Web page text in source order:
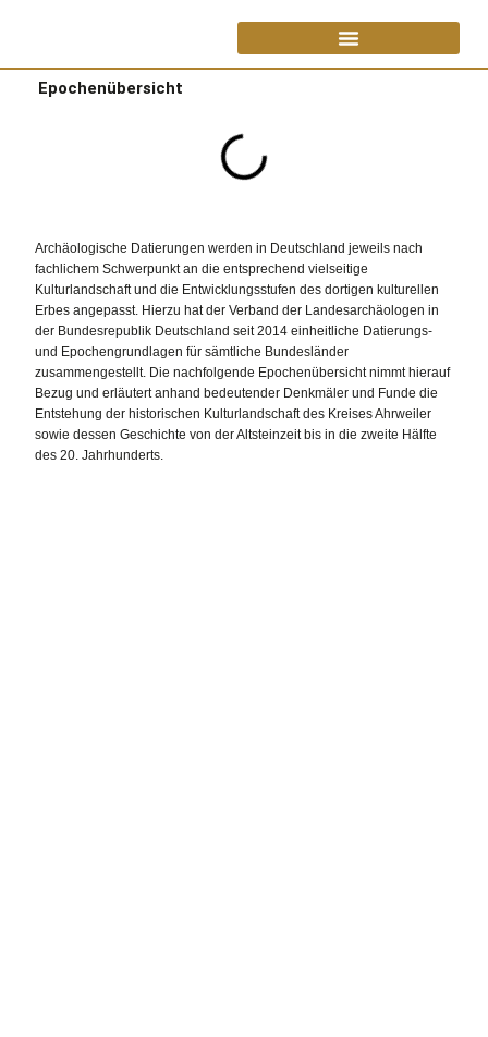
Epochenübersicht
Archäologische Datierungen werden in Deutschland jeweils nach
fachlichem Schwerpunkt an die entsprechend vielseitige
Kulturlandschaft und die Entwicklungsstufen des dortigen kulturellen
Erbes angepasst. Hierzu hat der Verband der Landesarchäologen in
der Bundesrepublik Deutschland seit 2014 einheitliche Datierungs-
und Epochengrundlagen für sämtliche Bundesländer
zusammengestellt. Die nachfolgende Epochenübersicht nimmt hierauf
Bezug und erläutert anhand bedeutender Denkmäler und Funde die
Entstehung der historischen Kulturlandschaft des Kreises Ahrweiler
sowie dessen Geschichte von der Altsteinzeit bis in die zweite Hälfte
des 20. Jahrhunderts.